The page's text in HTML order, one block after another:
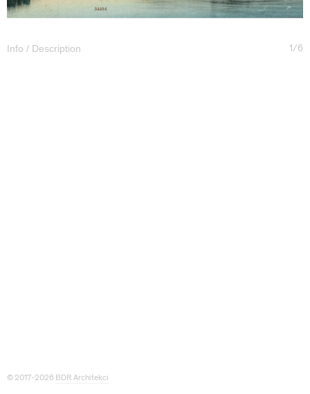
Info / Description 1/6
© 2017-2026 BDR Architekci